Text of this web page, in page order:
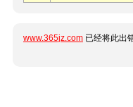
www.365jz.com 已经将此出